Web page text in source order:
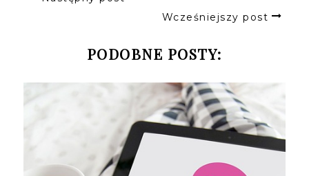
Wcześniejszy post
PODOBNE POSTY: